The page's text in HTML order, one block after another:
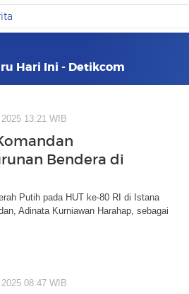
Hari Ini - Detikcom
13:21 WIB
Bendera di
Putih pada HUT ke-80 RI di Istana
Adinata Kurniawan Harahap, sebagai
08:47 WIB